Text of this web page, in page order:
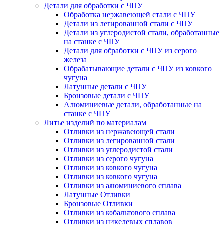
Детали для обработки с ЧПУ
Обработка нержавеющей стали с ЧПУ
Детали из легированной стали с ЧПУ
Детали из углеродистой стали, обработанные
на станке с ЧПУ
Детали для обработки с ЧПУ из серого
железа
Обрабатывающие детали с ЧПУ из ковкого
чугуна
Латунные детали с ЧПУ
Бронзовые детали с ЧПУ
Алюминиевые детали, обработанные на
станке с ЧПУ
Литье изделий по материалам
Отливки из нержавеющей стали
Отливки из легированной стали
Отливки из углеродистой стали
Отливки из серого чугуна
Отливки из ковкого чугуна
Отливки из ковкого чугуна
Отливки из алюминиевого сплава
Латунные Отливки
Бронзовые Отливки
Отливки из кобальтового сплава
Отливки из никелевых сплавов